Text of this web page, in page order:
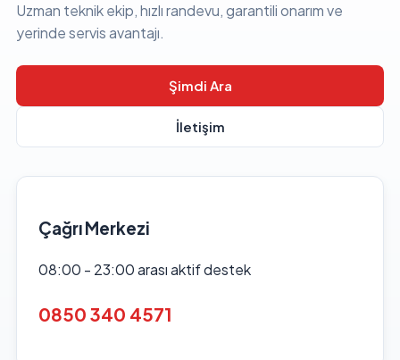
Uzman teknik ekip, hızlı randevu, garantili onarım ve
yerinde servis avantajı.
Şimdi Ara
İletişim
Çağrı Merkezi
08:00 - 23:00 arası aktif destek
0850 340 4571